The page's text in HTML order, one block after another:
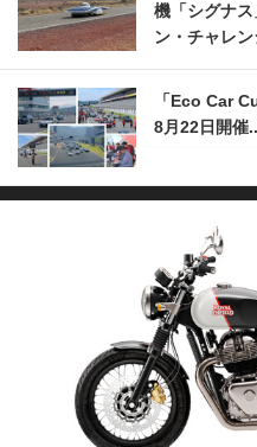
機「シグナ
ン・チャレ
「Eco Car
8月22日開催